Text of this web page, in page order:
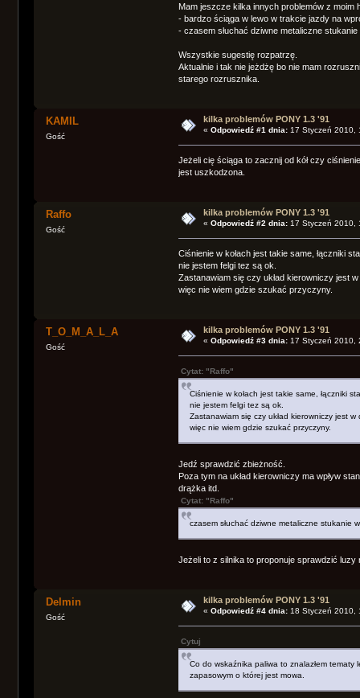
Mam jeszcze kilka innych problemów z moim
- bardzo ściąga w lewo w trakcie jazdy na
- czasem słuchać dziwne metaliczne
Wszystkie sugestię rozpatrzę.
Aktualnie i tak nie jeżdżę bo nie mam
starego rozrusznika.
KAMIL
Gość
kilka problemów PONY 1.3 '91
«Odpowiedź #1 dnia: 17 Styczeń 2010,
Jeżeli cię ściąga to zacznij od kół czy
jest uszkodzona.
Raffo
Gość
kilka problemów PONY 1.3 '91
«Odpowiedź #2 dnia: 17 Styczeń 2010,
Ciśnienie w kołach jest takie same, łączniki
nie jestem felgi tez są ok.
Zastanawiam się czy układ kierowniczy jest
więc nie wiem gdzie szukać przyczyny.
T_O_M_A_L_A
Gość
kilka problemów PONY 1.3 '91
«Odpowiedź #3 dnia: 17 Styczeń 2010,
Cytat: "Raffo"
Ciśnienie w kołach jest takie same, łączniki
nie jestem felgi tez są ok.
Zastanawiam się czy układ kierowniczy jest
więc nie wiem gdzie szukać przyczyny.
Jedź sprawdzić zbieżność.
Poza tym na układ kierowniczy ma wpływ
drążka itd.
Cytat: "Raffo"
czasem słuchać dziwne metaliczne stukanie
Jeżeli to z silnika to proponuje sprawdzić luzy
Delmin
Gość
kilka problemów PONY 1.3 '91
«Odpowiedź #4 dnia: 18 Styczeń 2010,
Cytuj
Co do wskaźnika paliwa to znalazłem tematy
zapasowym o której jest mowa.